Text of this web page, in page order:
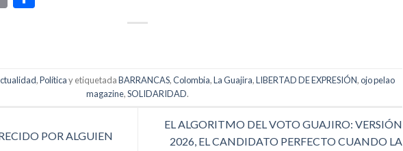
,Políticay etiquetadaBARRANCAS,Colombia,La Guajira,LIBERTAD DE EXPRESIÓN,ojo pelao
magazine,SOLIDARIDAD.
POR ALGUIEN
EL ALGORITMO DEL VOTO GUAJIRO: VERSIÓN
2026, EL CANDIDATO PERFECTO CUANDO LA